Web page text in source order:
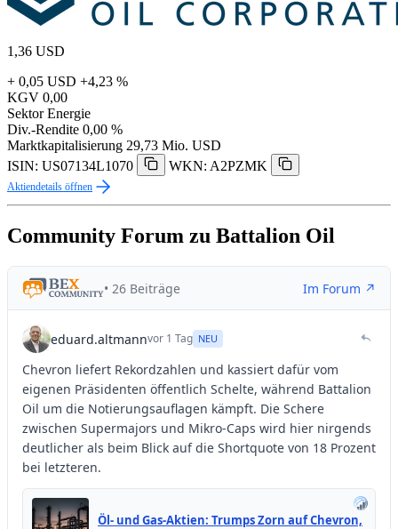
1,36 USD
+ 0,05 USD +4,23 %
KGV 0,00
Sektor Energie
Div.-Rendite 0,00 %
Marktkapitalisierung 29,73 Mio. USD
ISIN: US07134L1070
WKN: A2PZMK
Aktiendetails öffnen
Community Forum zu Battalion Oil